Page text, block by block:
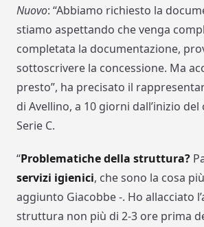
Nuovo: “Abbiamo richiesto la
stiamo aspettando che venga
completata la documentazione,
sottoscrivere la concessione. Ma
presto”, ha precisato il
di Avellino, a 10 giorni dall’inizio
Serie C.
“Problematiche della struttura?
servizi igienici, che sono la cosa
aggiunto Giacobbe -. Ho allacciato
struttura non più di 2-3 ore prima